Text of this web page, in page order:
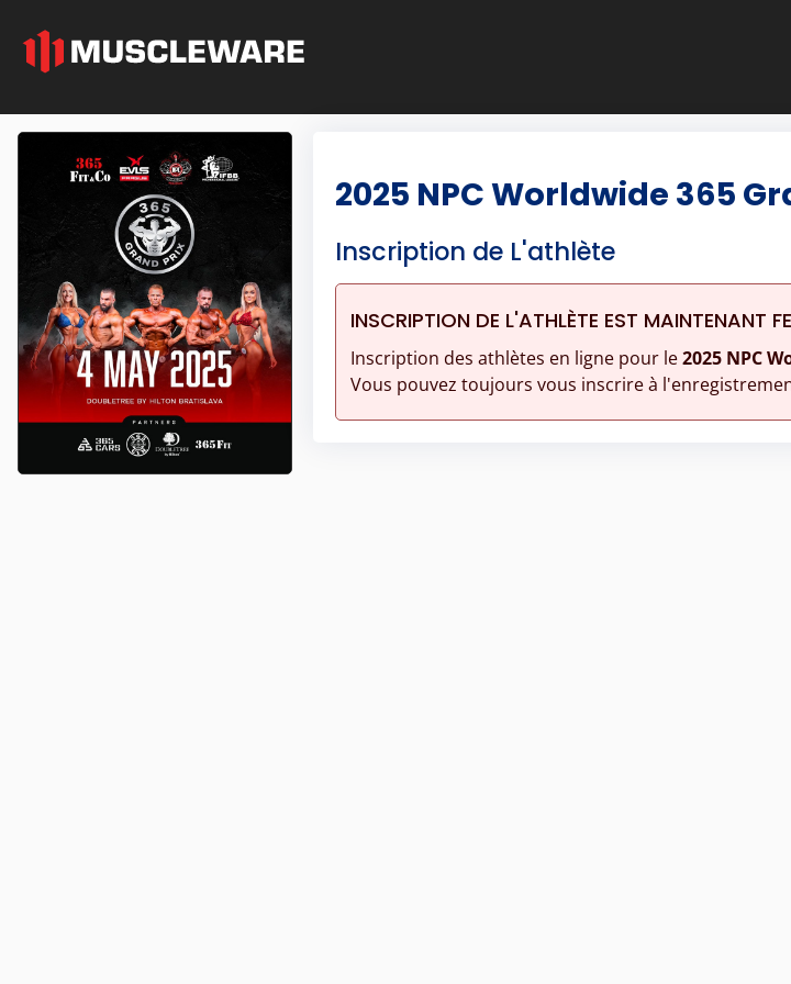
2025 NPC Worldwide 365
Inscription de L'athlète
INSCRIPTION DE L'ATHLÈTE EST MAINTENANT
Inscription des athlètes en ligne pour le2025 NPC
Vous pouvez toujours vous inscrire à